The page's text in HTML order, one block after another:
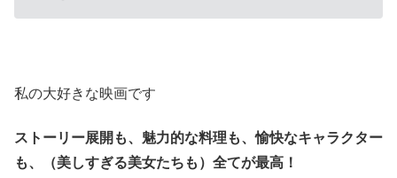
私の大好きな映画です
ストーリー展開も、魅力的な料理も、愉快なキャラクター
も、（美しすぎる美女たちも）全てが最高！